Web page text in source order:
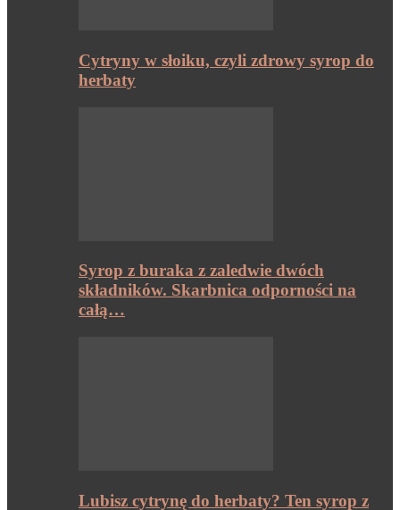
Cytryny w słoiku, czyli zdrowy syrop do
herbaty
Syrop z buraka z zaledwie dwóch
składników. Skarbnica odporności na
całą…
Lubisz cytrynę do herbaty? Ten syrop z